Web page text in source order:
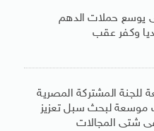
يوسع حملات الدهم
وكفر عقب
للجنة المشتركة المصرية
موسعة لبحث سبل تعزيز
فى شتى المجالات